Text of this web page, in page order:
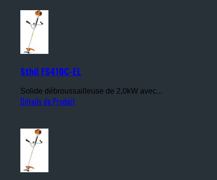
Sthil FS410C-EL
Solide débroussailleuse de 2,0kW avec...
Détails du Produit